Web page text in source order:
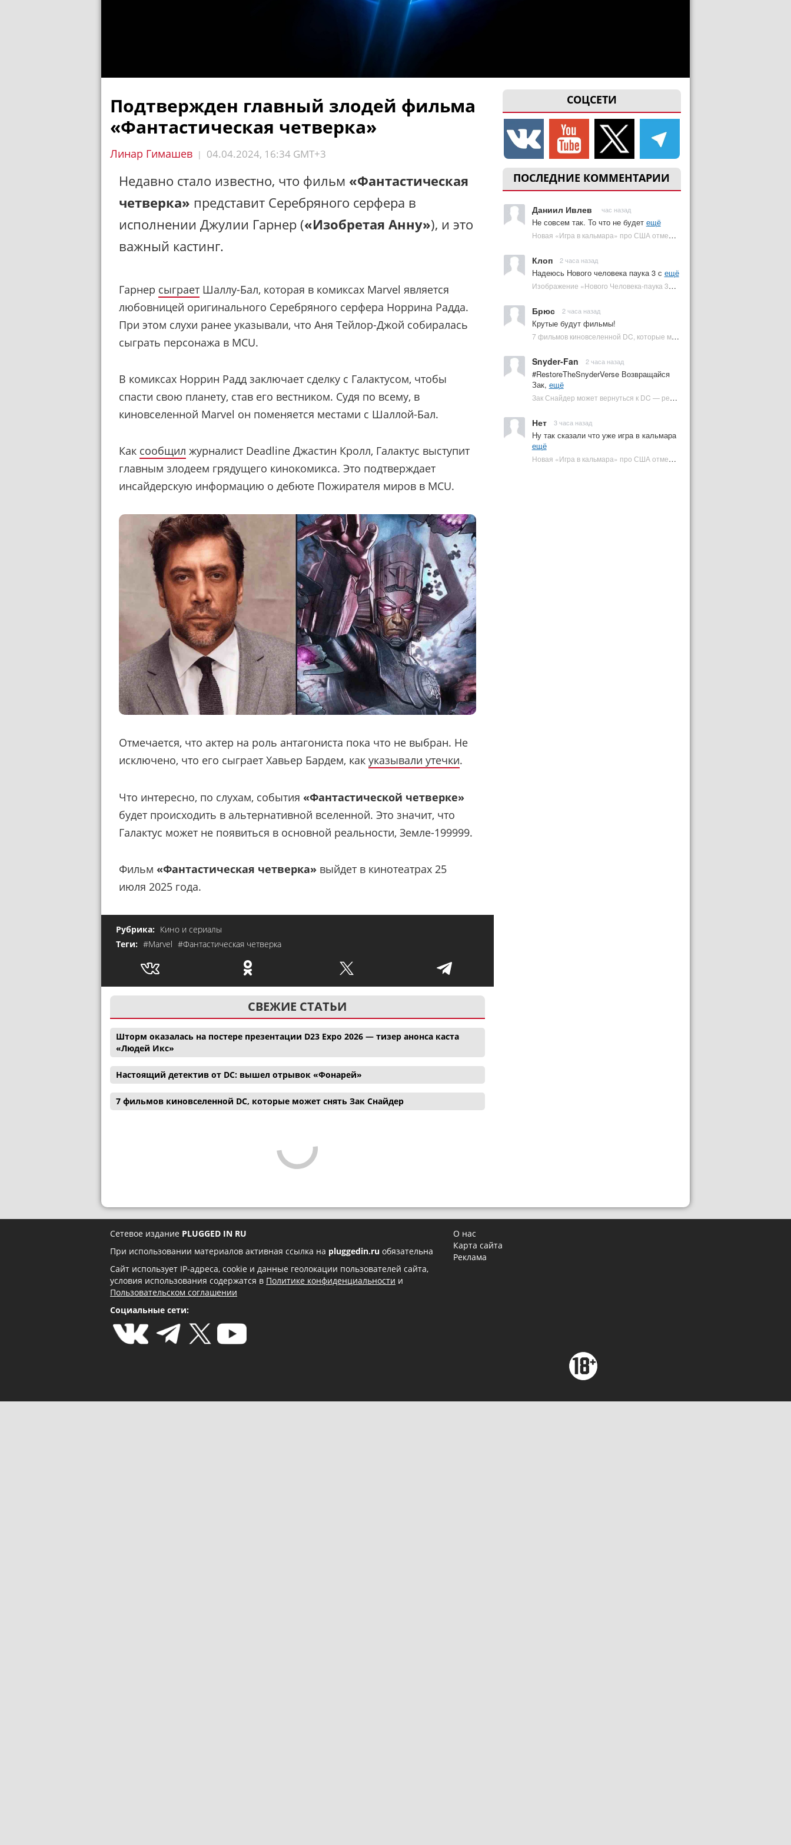
СОЦСЕТИ
ПОСЛЕДНИЕ КОММЕНТАРИИ
Даниил Ивлев час назад
Не совсем так. То что не будет ещё
Новая «Игра в кальмара» про США отменена | Plugged In Ru
Клоп 2 часа назад
Надеюсь Нового человека паука 3 с ещё
Изображение «Нового Человека-паука 3» подтвердило Зловещую шестерку | Plugged In Ru
Брюс 2 часа назад
Крутые будут фильмы!
7 фильмов киновселенной DC, которые может снять Зак Снайдер | Plugged In Ru
Snyder-Fan 2 часа назад
#RestoreTheSnyderVerse Возвращайся
Зак, ещё
Зак Снайдер может вернуться к DC — режиссер общался с Warner Bros. (фото) | Plugged In Ru
Нет 3 часа назад
Ну так сказали что уже игра в кальмара
ещё
Новая «Игра в кальмара» про США отменена | Plugged In Ru
Подтвержден главный злодей фильма
«Фантастическая четверка»
Линар Гимашев | 04.04.2024, 16:34 GMT+3
Недавно стало известно, что фильм «Фантастическая
четверка» представит Серебряного серфера в
исполнении Джулии Гарнер («Изобретая Анну»), и это
важный кастинг.
Гарнер сыграет Шаллу-Бал, которая в комиксах Marvel является
любовницей оригинального Серебряного серфера Норрина Радда.
При этом слухи ранее указывали, что Аня Тейлор-Джой собиралась
сыграть персонажа в MCU.
В комиксах Норрин Радд заключает сделку с Галактусом, чтобы
спасти свою планету, став его вестником. Судя по всему, в
киновселенной Marvel он поменяется местами с Шаллой-Бал.
Как сообщил журналист Deadline Джастин Кролл, Галактус выступит
главным злодеем грядущего кинокомикса. Это подтверждает
инсайдерскую информацию о дебюте Пожирателя миров в MCU.
Отмечается, что актер на роль антагониста пока что не выбран. Не
исключено, что его сыграет Хавьер Бардем, как указывали утечки.
Что интересно, по слухам, события «Фантастической четверке»
будет происходить в альтернативной вселенной. Это значит, что
Галактус может не появиться в основной реальности, Земле-199999.
Фильм «Фантастическая четверка» выйдет в кинотеатрах 25
июля 2025 года.
Рубрика: Кино и сериалы
Теги: #Marvel #Фантастическая четверка
СВЕЖИЕ СТАТЬИ
Шторм оказалась на постере презентации D23 Expo 2026 — тизер анонса каста
«Людей Икс»
Настоящий детектив от DC: вышел отрывок «Фонарей»
7 фильмов киновселенной DC, которые может снять Зак Снайдер
Сетевое издание PLUGGED IN RU
При использовании материалов активная ссылка на pluggedin.ru обязательна
Сайт использует IP-адреса, cookie и данные геолокации пользователей сайта,
условия использования содержатся в Политике конфиденциальности и
Пользовательском соглашении
Социальные сети:
О нас
Карта сайта
Реклама